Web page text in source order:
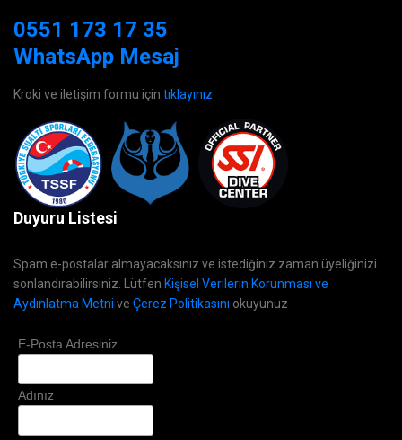
0551 173 17 35
WhatsApp Mesaj
Kroki ve iletişim formu için tıklayınız
Duyuru Listesi
Spam e-postalar almayacaksınız ve istediğiniz zaman üyeliğinizi
sonlandırabilirsiniz. Lütfen Kişisel Verilerin Korunması ve
Aydınlatma Metni ve Çerez Politikasını okuyunuz
E-Posta Adresiniz
Adınız